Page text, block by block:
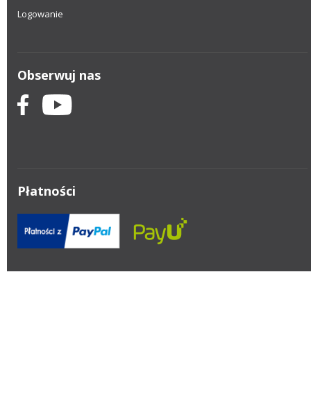
Logowanie
Obserwuj nas
Płatności